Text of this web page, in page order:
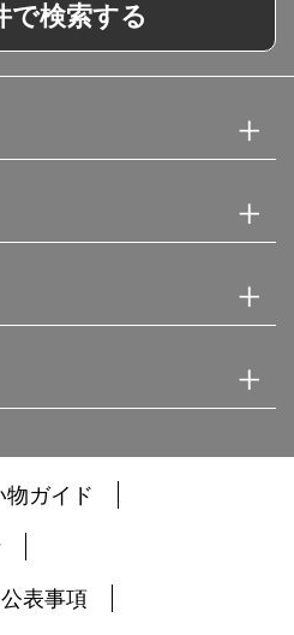
で検索する
物ガイド
表事項